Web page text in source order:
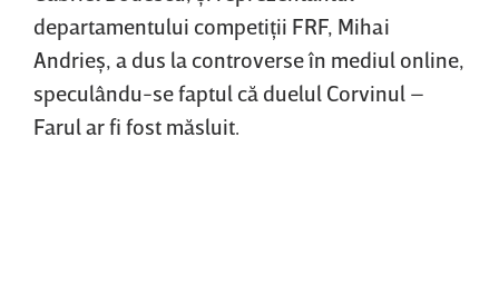
departamentului competiţii FRF, Mihai
Andrieş, a dus la controverse în mediul online,
speculându-se faptul că duelul Corvinul –
Farul ar fi fost măsluit.